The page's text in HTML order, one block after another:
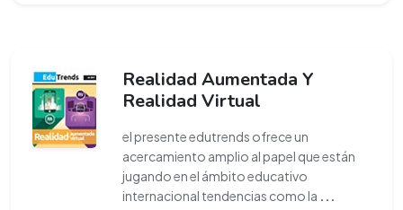
Realidad Aumentada Y
Realidad Virtual
el presente edutrends ofrece un
acercamiento amplio al papel que están
jugando en el ámbito educativo
internacional tendencias como la ...